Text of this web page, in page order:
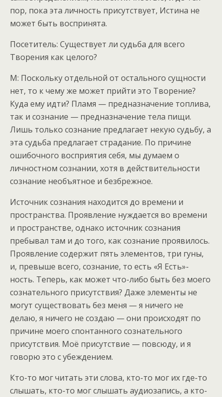
пор, пока эта личность присутствует, Истина не
может быть воспринята.
Посетитель: Существует ли судьба для всего
Творения как целого?
М: Поскольку отдельной от остального сущности
нет, то к чему же может прийти это Творение?
Куда ему идти? Пламя — предназначение топлива,
так и сознание — предназначение тела пищи.
Лишь только сознание предлагает некую судьбу, а
эта судьба предлагает страдание. По причине
ошибочного восприятия себя, мы думаем о
личностном сознании, хотя в действительности
сознание необъятное и безбрежное.
Источник сознания находится до времени и
пространства. Проявление нуждается во времени
и пространстве, однако источник сознания
пребывал там и до того, как сознание проявилось.
Проявление содержит пять элементов, три гуны,
и, превыше всего, сознание, то есть «Я Есть»-
ность. Теперь, как может что-либо быть без моего
сознательного присутствия? Даже элементы не
могут существовать без меня — я ничего не
делаю, я ничего не создаю — они происходят по
причине моего спонтанного сознательного
присутствия. Моё присутствие — повсюду, и я
говорю это с убеждением.
Кто-то мог читать эти слова, кто-то мог их где-то
слышать, кто-то мог слышать аудиозапись, а кто-